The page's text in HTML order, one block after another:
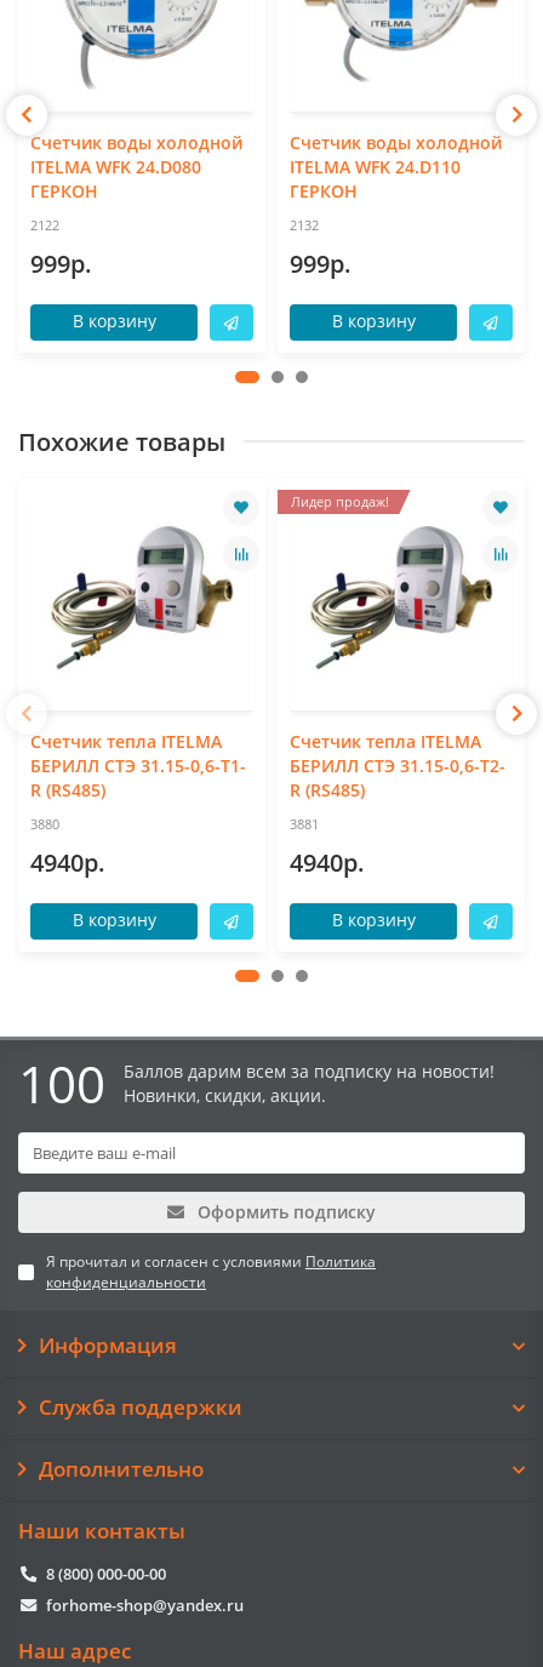
Счетчик воды холодной
ITELMA WFK 24.D080
ГЕРКОН
2122
999р.
В корзину
Счетчик воды холодной
ITELMA WFK 24.D110
ГЕРКОН
2132
999р.
В корзину
Похожие товары
Счетчик тепла ITELMA
БЕРИЛЛ СТЭ 31.15-0,6-Т1-
R (RS485)
3880
4940р.
В корзину
Лидер продаж!
Счетчик тепла ITELMA
БЕРИЛЛ СТЭ 31.15-0,6-Т2-
R (RS485)
3881
4940р.
В корзину
100
Баллов дарим всем за подписку на новости!
Новинки, скидки, акции.
Оформить подписку
Я прочитал и согласен с условиями Политика
конфиденциальности
Информация
Служба поддержки
Дополнительно
Наши контакты
8 (800) 000-00-00
forhome-shop@yandex.ru
Наш адрес